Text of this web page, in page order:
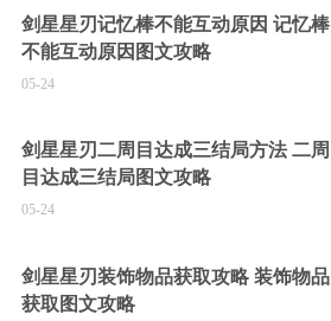
剑星星刃记忆棒不能互动原因 记忆棒
不能互动原因图文攻略
05-24
剑星星刃二周目达成三结局方法 二周
目达成三结局图文攻略
05-24
剑星星刃装饰物品获取攻略 装饰物品
获取图文攻略